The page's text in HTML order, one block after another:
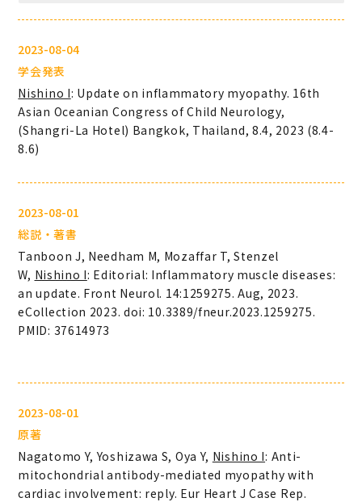
2023-08-04
学会発表
Nishino I: Update on inflammatory myopathy. 16th
Asian Oceanian Congress of Child Neurology,
(Shangri-La Hotel) Bangkok, Thailand, 8.4, 2023 (8.4-
8.6)
2023-08-01
総説・著書
Tanboon J, Needham M, Mozaffar T, Stenzel
W, Nishino I: Editorial: Inflammatory muscle diseases:
an update. Front Neurol. 14:1259275. Aug, 2023.
eCollection 2023. doi: 10.3389/fneur.2023.1259275.
PMID: 37614973
2023-08-01
原著
Nagatomo Y, Yoshizawa S, Oya Y, Nishino I: Anti-
mitochondrial antibody-mediated myopathy with
cardiac involvement: reply. Eur Heart J Case Rep.